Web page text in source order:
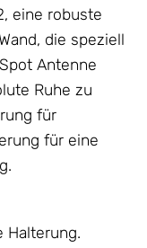
eine robuste
die speziell
Antenne
Ruhe zu
für
für eine
Halterung.